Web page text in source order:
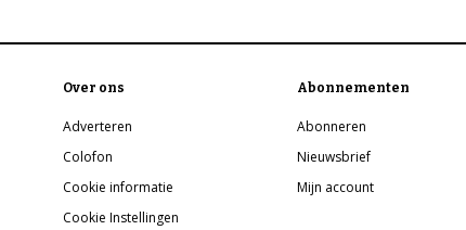
Over ons
Adverteren
Colofon
Cookie informatie
Cookie Instellingen
Abonnementen
Abonneren
Nieuwsbrief
Mijn account